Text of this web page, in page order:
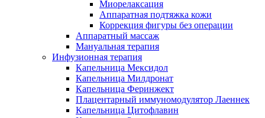
Миорелаксация
Аппаратная подтяжка кожи
Коррекция фигуры без операции
Аппаратный массаж
Мануальная терапия
Инфузионная терапия
Капельница Мексидол
Капельница Милдронат
Капельница Феринжект
Плацентарный иммуномодулятор Лаеннек
Капельница Цитофлавин